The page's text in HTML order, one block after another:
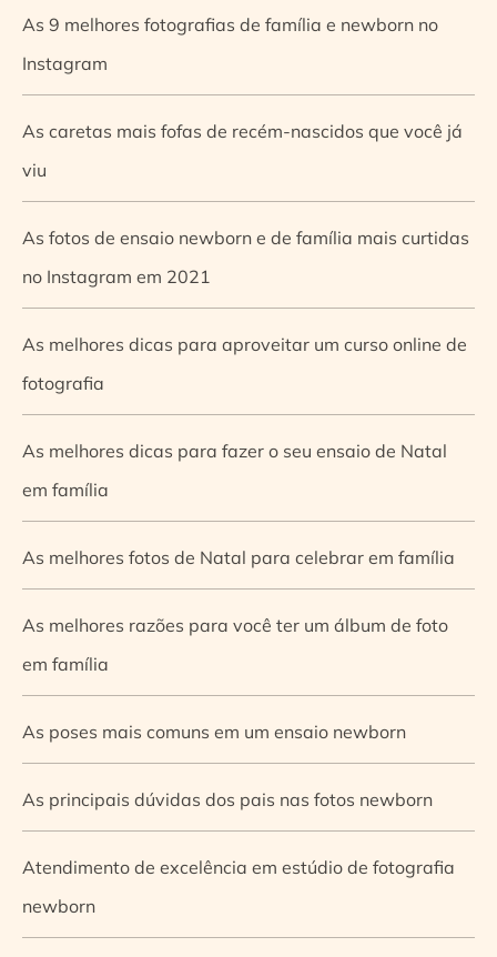
As 9 melhores fotografias de família e newborn no
Instagram
As caretas mais fofas de recém-nascidos que você já
viu
As fotos de ensaio newborn e de família mais curtidas
no Instagram em 2021
As melhores dicas para aproveitar um curso online de
fotografia
As melhores dicas para fazer o seu ensaio de Natal
em família
As melhores fotos de Natal para celebrar em família
As melhores razões para você ter um álbum de foto
em família
As poses mais comuns em um ensaio newborn
As principais dúvidas dos pais nas fotos newborn
Atendimento de excelência em estúdio de fotografia
newborn